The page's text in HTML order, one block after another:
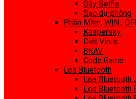
Gậy Selfie
Sạc dự phòng
Phần Mềm, WIN ,
Kaspersky
Diệt Virus
BKAV
Code Game
Loa Bluetooth
Loa Bluetooth
Loa Bluetooth